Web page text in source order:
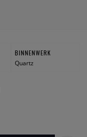
BINNENWERK
Quartz